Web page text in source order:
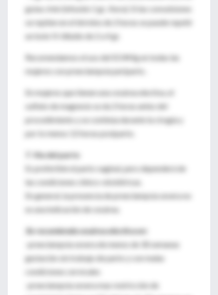
gotas /min (infusión 1 gr. /hora). Si las convulsiones
se repiten en el término de 2 horas se puede repetir
un bolo IV diluido de 2 a 4 gr.
Recomendamos el uso del SO4Mg en todas las
mujeres con preeclampsia periparto .
En mujeres que tienen una cesárea electiva, el
sulfato de magnesio se da 2 horas antes del
procedimiento y se continúa durante la cirugía y
por lo menos 12 horas postparto.
7. Vía del parto
Es preferible el parto vaginal, pero dependerá de
las condiciones clínico-obstétricas.
En general, la presencia de preeclampsia severa no
es una indicación de cesárea.
Se recomienda cesárea electiva en:
-preeclampsia severa de menos de 30 semanas
gestación sin trabajo de parto y con malas
condiciones cervicales
-preeclampsia severa mas restricción de